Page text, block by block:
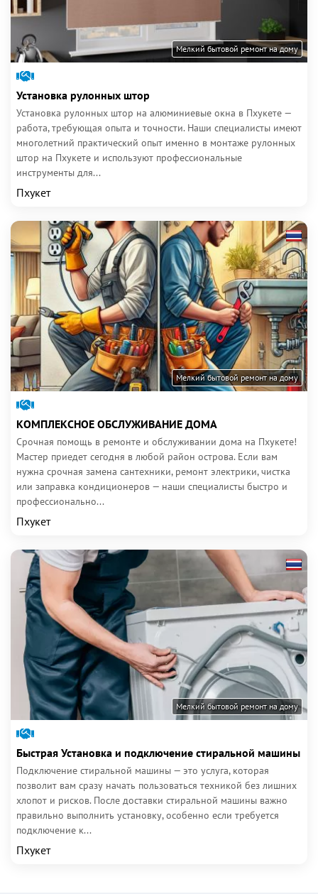
Мелкий бытовой ремонт на дому
Установка рулонных штор
Установка рулонных штор на алюминиевые окна в Пхукете —
работа, требующая опыта и точности. Наши специалисты имеют
многолетний практический опыт именно в монтаже рулонных
штор на Пхукете и используют профессиональные
инструменты для...
Пхукет
Мелкий бытовой ремонт на дому
КОМПЛЕКСНОЕ ОБСЛУЖИВАНИЕ ДОМА
Срочная помощь в ремонте и обслуживании дома на Пхукете!
Мастер приедет сегодня в любой район острова. Если вам
нужна срочная замена сантехники, ремонт электрики, чистка
или заправка кондиционеров — наши специалисты быстро и
профессионально...
Пхукет
Мелкий бытовой ремонт на дому
Быстрая Установка и подключение стиральной машины
Подключение стиральной машины — это услуга, которая
позволит вам сразу начать пользоваться техникой без лишних
хлопот и рисков. После доставки стиральной машины важно
правильно выполнить установку, особенно если требуется
подключение к...
Пхукет